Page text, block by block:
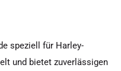
speziell für Harley-
und bietet zuverlässigen